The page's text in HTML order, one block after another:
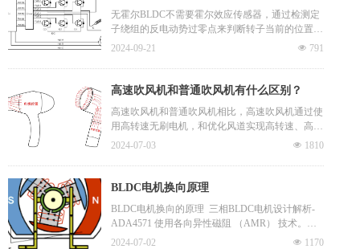
机控制驱动板
无霍尔BLDC不需要霍尔效应传感器，通过检测定
子绕组的反电动势过零点来判断转子当前的位置。
与有霍尔的方案相比，最明显的优点就是降低了成
线调试都大为简化。另外，霍尔传感器容易受温度
和磁场等外界环境的影响，故障率较高。因此，无
步取代有霍尔BLDC。
넶 791
2024-09-21
高速吹风机和普通吹风机有什么区别？
高速吹风机和普通吹风机相比，高速吹风机通过使
用高转速无刷电机，和优化风道实现高转速、高风
速。传统吹风机的电机一般使用的是碳刷电机，转
一般采用无刷电机，转速可达到每分钟10万转以
上，因此风速更高。其次，风道设计不同，我们知
阔地带的更高，如果窄巷子又呈喇叭状，在出风口
处的风则会更急促，高速吹风机就是基于此原理进
一步优化风道设计，使风速和风力进一步提高，因
넶 1810
2024-07-03
BLDC电机换向原理
BLDC电机换向的原理 三相BLDC电机设计解析-
ADA4571 使用各向异性磁阻 （AMR） 技术。一
种典型的实施方式是在 BLDC 电机轴的末端安装
넶 1170
2024-07-02